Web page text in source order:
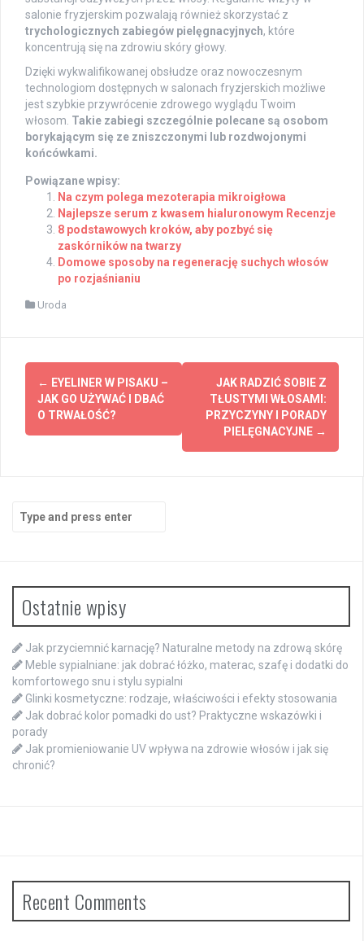
salonie fryzjerskim pozwalają również skorzystać z
trychologicznych zabiegów pielęgnacyjnych, które
koncentrują się na zdrowiu skóry głowy.
Dzięki wykwalifikowanej obsłudze oraz nowoczesnym
technologiom dostępnych w salonach fryzjerskich możliwe
jest szybkie przywrócenie zdrowego wyglądu Twoim
włosom. Takie zabiegi szczególnie polecane są osobom
borykającym się ze zniszczonymi lub rozdwojonymi
końcówkami.
Powiązane wpisy:
Na czym polega mezoterapia mikroigłowa
Najlepsze serum z kwasem hialuronowym Recenzje
8 podstawowych kroków, aby pozbyć się
zaskórników na twarzy
Domowe sposoby na regenerację suchych włosów
po rozjaśnianiu
Uroda
Post
navigation
← EYELINER W PISAKU –
JAK GO UŻYWAĆ I DBAĆ
O TRWAŁOŚĆ?
JAK RADZIĆ SOBIE Z
TŁUSTYMI WŁOSAMI:
PRZYCZYNY I PORADY
PIELĘGNACYJNE →
for:
Ostatnie wpisy
Jak przyciemnić karnację? Naturalne metody na zdrową skórę
Meble sypialniane: jak dobrać łóżko, materac, szafę i dodatki do
komfortowego snu i stylu sypialni
Glinki kosmetyczne: rodzaje, właściwości i efekty stosowania
Jak dobrać kolor pomadki do ust? Praktyczne wskazówki i
porady
Jak promieniowanie UV wpływa na zdrowie włosów i jak się
chronić?
Recent Comments